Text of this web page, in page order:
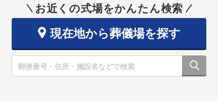
お近くの式場をかんたん検索
現在地から葬儀場を探す